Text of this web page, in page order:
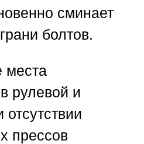
сминает
болтов.
места
рулевой и
отсутствии
прессов